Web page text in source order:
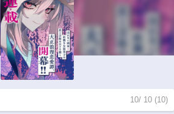
10/ 10 (10)